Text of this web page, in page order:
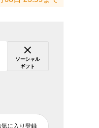
ソーシャル
ギフト
気に入り登録